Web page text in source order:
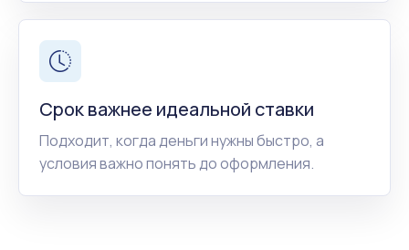
Срок важнее идеальной ставки
Подходит, когда деньги нужны быстро, а
условия важно понять до оформления.